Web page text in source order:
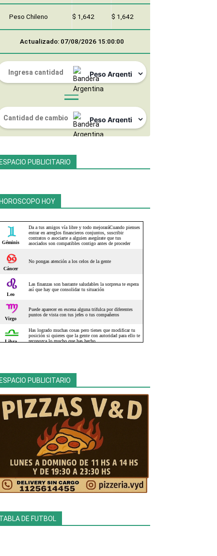
Peso Chileno $ 1,642 $ 1,642
Actualizado: 07/08/2026 15:00:00
PUBLICITARIO
HOY
PUBLICITARIO
TABLA DE FUTBOL